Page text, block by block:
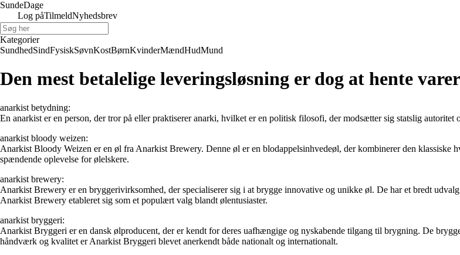
SundeDage
Log påTilmeldNyhedsbrev
Kategorier
SundhedSindFysiskSøvnKostBørnKvinderMændHudMund
Den mest betalelige leveringsløsning er dog at hente
anarkist betydning:
En anarkist er en person, der tror på eller praktiserer anarki, hvilket er en politisk filosofi, der modsætter sig statslig
anarkist bloody weizen:
Anarkist Bloody Weizen er en øl fra Anarkist Brewery. Denne øl er en blodappelsinhvedeøl, der kombinerer den
spændende oplevelse for ølelskere.
anarkist brewery:
Anarkist Brewery er en bryggerivirksomhed, der specialiserer sig i at brygge innovative og unikke øl. De har et bredt
Anarkist Brewery etableret sig som et populært valg blandt ølentusiaster.
anarkist bryggeri:
Anarkist Bryggeri er en dansk ølproducent, der er kendt for deres uafhængige og nyskabende tilgang til brygning. De
håndværk og kvalitet er Anarkist Bryggeri blevet anerkendt både nationalt og internationalt.